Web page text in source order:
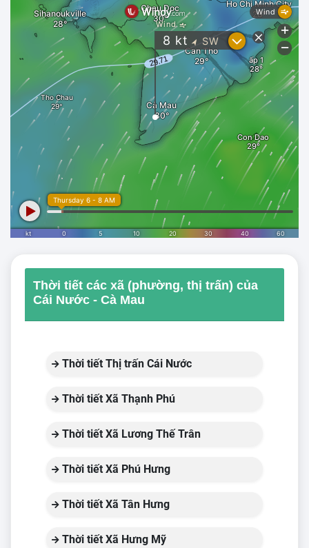
Thời tiết các xã (phường, thị trấn) của
Cái Nước - Cà Mau
Thời tiết Thị trấn Cái Nước
Thời tiết Xã Thạnh Phú
Thời tiết Xã Lương Thế Trân
Thời tiết Xã Phú Hưng
Thời tiết Xã Tân Hưng
Thời tiết Xã Hưng Mỹ